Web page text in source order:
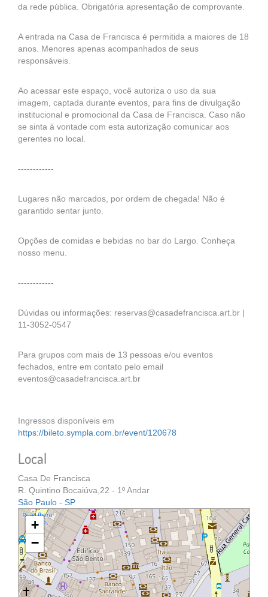
da rede pública. Obrigatória apresentação de comprovante.
A entrada na Casa de Francisca é permitida a maiores de 18
anos. Menores apenas acompanhados de seus
responsáveis.
Ao acessar este espaço, você autoriza o uso da sua
imagem, captada durante eventos, para fins de divulgação
institucional e promocional da Casa de Francisca. Caso não
se sinta à vontade com esta autorização comunicar aos
gerentes no local.
------------
Lugares não marcados, por ordem de chegada! Não é
garantido sentar junto.
Opções de comidas e bebidas no bar do Largo. Conheça
nosso menu.
------------
Dúvidas ou informações: reservas@casadefrancisca.art.br |
11-3052-0547
Para grupos com mais de 13 pessoas e/ou eventos
fechados, entre em contato pelo email
eventos@casadefrancisca.art.br
Ingressos disponíveis em
https://bileto.sympla.com.br/event/120678
Local
Casa De Francisca
R. Quintino Bocaiúva,22 - 1º Andar
São Paulo - SP
+
−